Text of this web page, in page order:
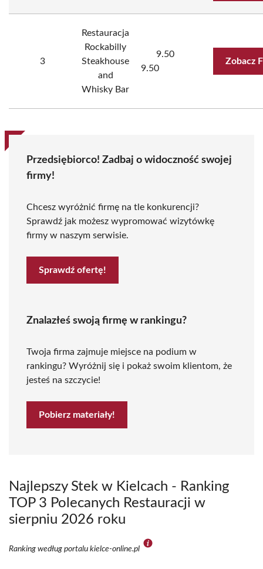
3
Restauracja
Rockabilly
Steakhouse
and
Whisky Bar
9.50
9.50
Zobacz
Przedsiębiorco! Zadbaj o widoczność swojej
firmy!
Chcesz wyróżnić firmę na tle konkurencji?
Sprawdź jak możesz wypromować wizytówkę
firmy w naszym serwisie.
Sprawdź ofertę!
Znalazłeś swoją firmę w rankingu?
Twoja firma zajmuje miejsce na podium w
rankingu? Wyróżnij się i pokaż swoim klientom, że
jesteś na szczycie!
Pobierz materiały!
Najlepszy Stek w Kielcach - Ranking
TOP 3 Polecanych Restauracji w
sierpniu 2026 roku
Ranking według portalu kielce-online.pl